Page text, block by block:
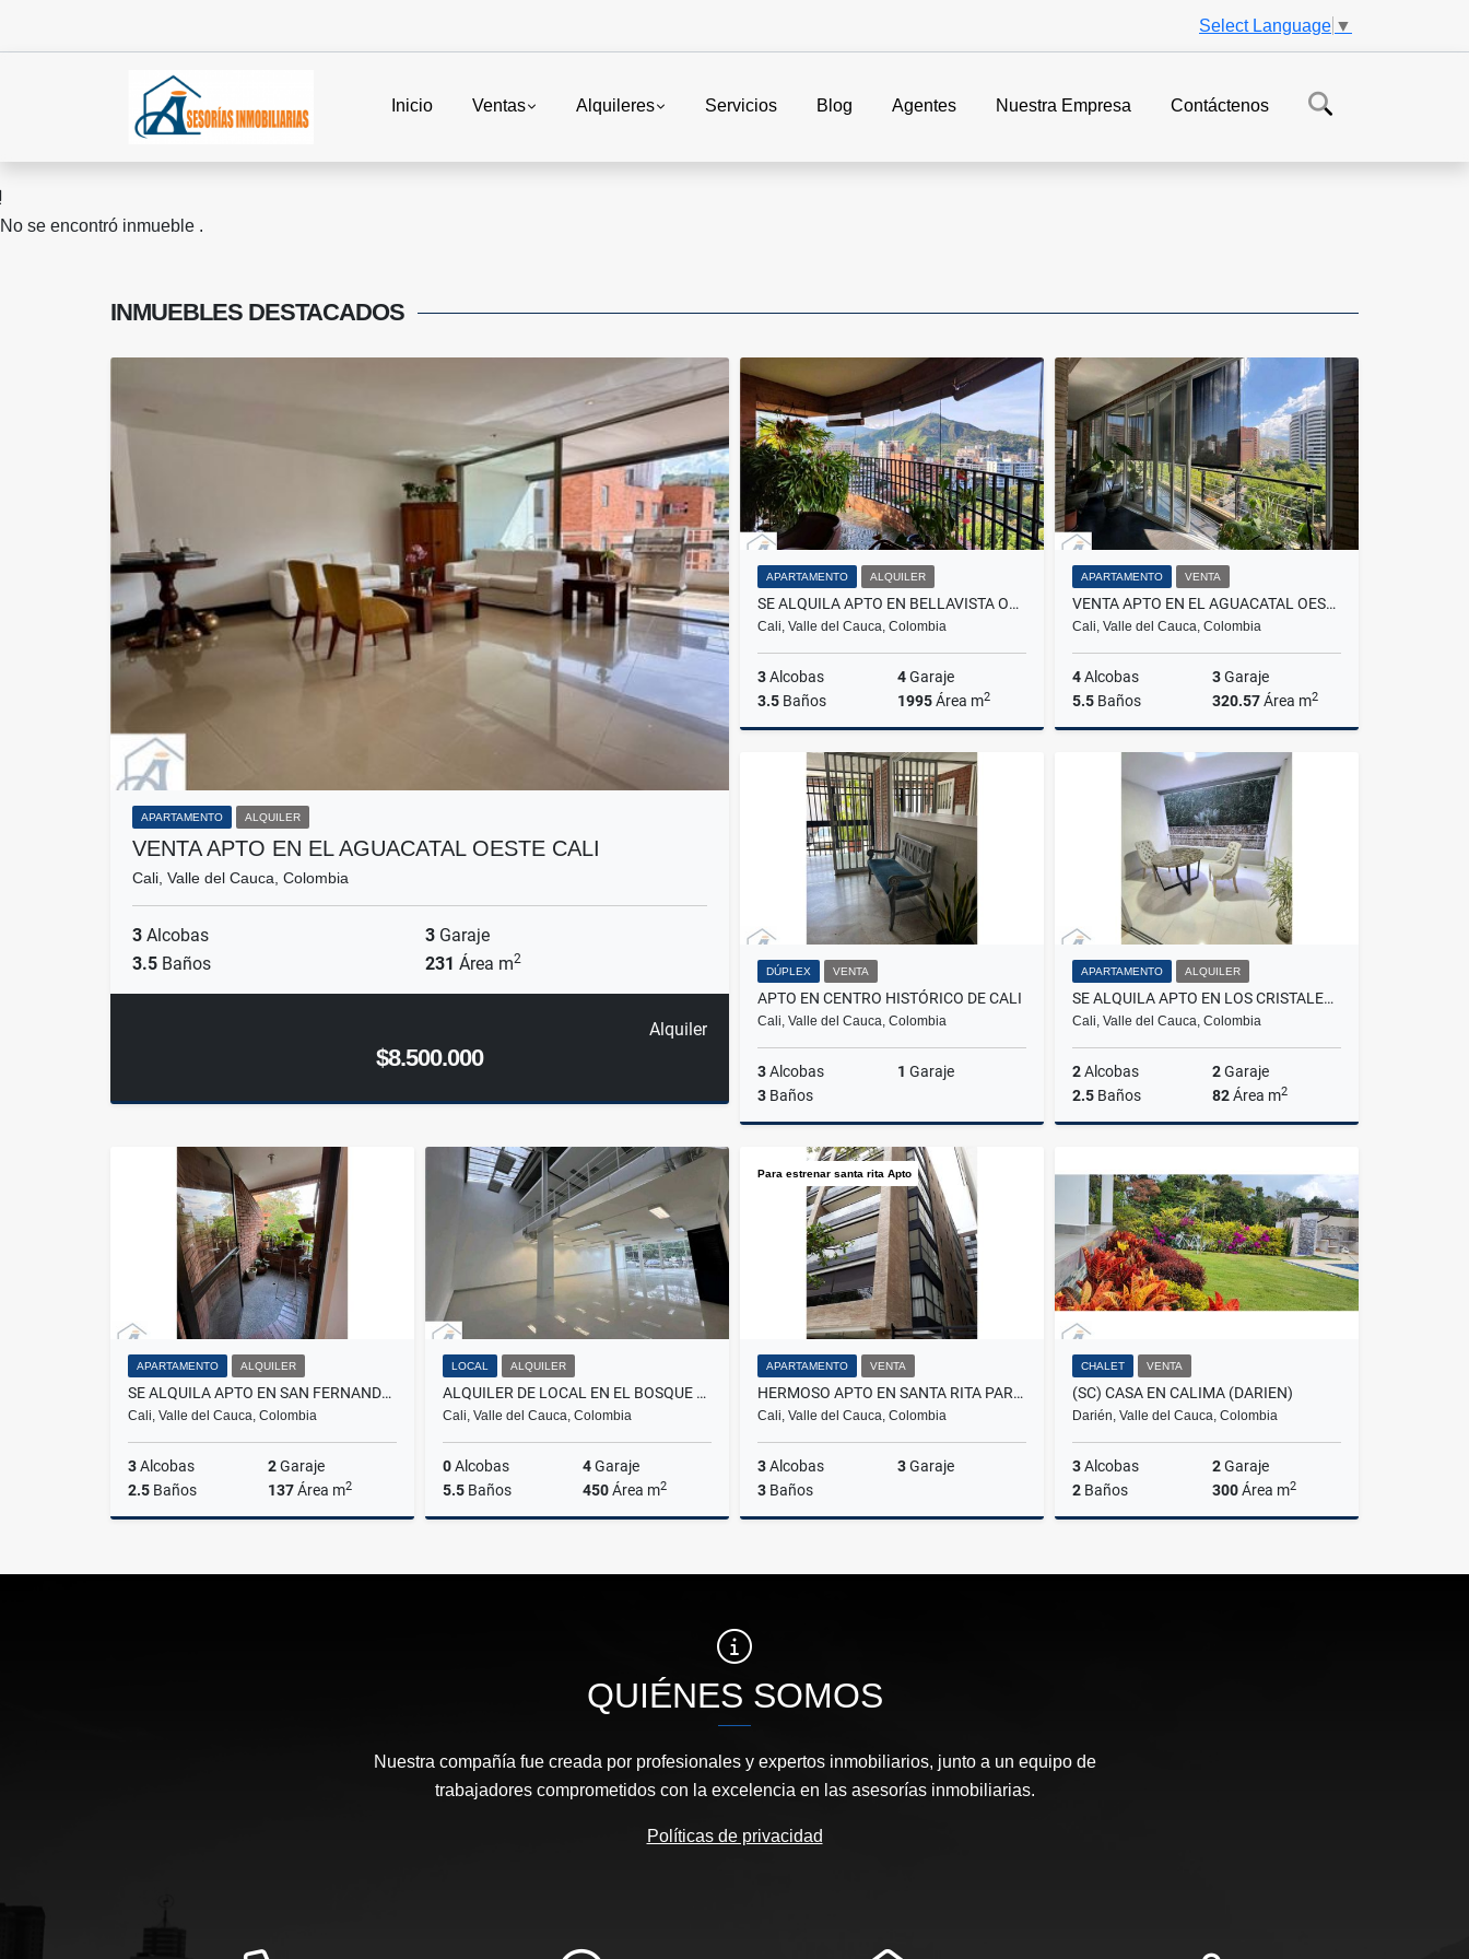
Select Language ▼
Inicio Ventas Alquileres Servicios Blog Agentes Nuestra Empresa Contáctenos
No se encontró inmueble .
INMUEBLES DESTACADOS
APARTAMENTO ALQUILER
VENTA APTO EN EL AGUACATAL OESTE CALI
Cali, Valle del Cauca, Colombia
3 Alcobas 3 Garaje
3.5 Baños 231 Área m2
Alquiler
$8.500.000
APARTAMENTO ALQUILER
SE ALQUILA APTO EN BELLAVISTA OESTE CALI
Cali, Valle del Cauca, Colombia
3Alcobas 4Garaje
3.5 Baños 1995Área m2
Alquiler
$16.000.000
APARTAMENTO VENTA
VENTA APTO EN EL AGUACATAL OESTE CALI
Cali, Valle del Cauca, Colombia
4Alcobas 3Garaje
5.5 Baños 320.57Área m2
$1.850.000.000
Alquiler
$9.500.000
DÚPLEX VENTA
APTO EN CENTRO HISTÓRICO DE CALI
Cali, Valle del Cauca, Colombia
3Alcobas 1 Garaje
3 Baños
$550.000.000
APARTAMENTO ALQUILER
SE ALQUILA APTO EN LOS CRISTALES OESTE CALI
Cali, Valle del Cauca, Colombia
2Alcobas 2Garaje
2.5 Baños 82Área m2
$3.000.000
APARTAMENTO ALQUILER
SE ALQUILA APTO EN SAN FERNANDO SUR CALI
Cali, Valle del Cauca, Colombia
3Alcobas 2Garaje
2.5 Baños 137Área m2
$3.000.000
LOCAL ALQUILER
ALQUILER DE LOCAL EN EL BOSQUE NORTE CALI
Cali, Valle del Cauca, Colombia
0Alcobas 4Garaje
5.5 Baños 450Área m2
$11.000.000
Para estrenar santa rita Apto
APARTAMENTO VENTA
HERMOSO APTO EN SANTA RITA PARA ESTRENAR
Cali, Valle del Cauca, Colombia
3Alcobas 3Garaje
3 Baños
$1.550.000.000
CHALET VENTA
(SC) CASA EN CALIMA (DARIEN)
Darién, Valle del Cauca, Colombia
3Alcobas 2Garaje
2 Baños 300Área m2
$950.000.000
QUIÉNES SOMOS
Nuestra compañía fue creada por profesionales y expertos inmobiliarios, junto a un equipo de
trabajadores comprometidos con la excelencia en las asesorías inmobiliarias.
Políticas de privacidad